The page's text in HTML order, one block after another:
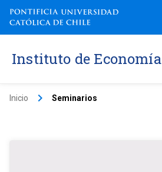
Instituto de Economía
Inicio keyboard_arrow_right Seminarios